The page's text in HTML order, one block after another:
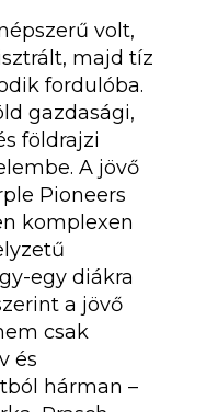
volt,
majd tíz
fordulóba.
gazdasági,
földrajzi
A jövő
Pioneers
komplexen
egy diákra
a jövő
csak
és
hárman –